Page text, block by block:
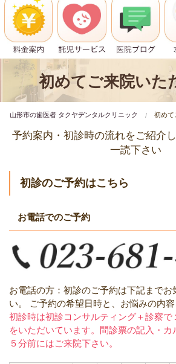
初めてご来院いた
山形市の歯医者 タクヤデンタルクリニック 初めて
予約案内・初診時の流れをご紹介
一読下さい
初診のご予約はこちら
お電話でのご予約
お電話の方：初診のご予約は下記までお
い。
ご予約の希望日時と、お悩みの内容
初診時は初診コンサルティング＋診察で
をいただいています。問診票の記入・カ
５分前にはご来院下さい。